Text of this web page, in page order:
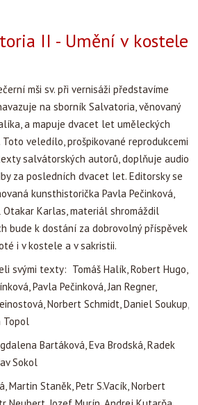
II - Umění v kostele
mši sv. při vernisáži představíme
na sborník Salvatoria, věnovaný
a mapuje dvacet let uměleckých
veledílo, prošpikované reprodukcemi
salvátorských autorů, doplňuje audio
za posledních dvacet let. Editorsky se
kunsthistorička Pavla Pečinková,
Karlas, materiál shromáždil
bude k dostání za dobrovolný příspěvek
i v kostele a v sakristii.
svými texty: Tomáš Halík, Robert Hugo,
Pavla Pečinková, Jan Regner,
Norbert Schmidt, Daniel Soukup,
Topol
Bartáková, Eva Brodská, Radek
Sokol
Martin Staněk, Petr S.Vacík, Norbert